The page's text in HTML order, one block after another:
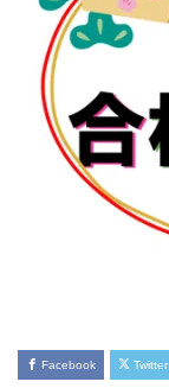
Facebook Twitter